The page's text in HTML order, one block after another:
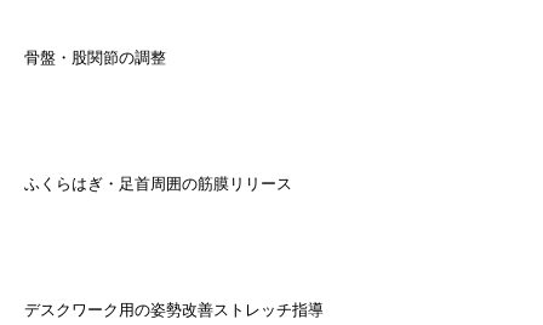
骨盤・股関節の調整
ふくらはぎ・足首周囲の筋膜リリース
デスクワーク用の姿勢改善ストレッチ指導